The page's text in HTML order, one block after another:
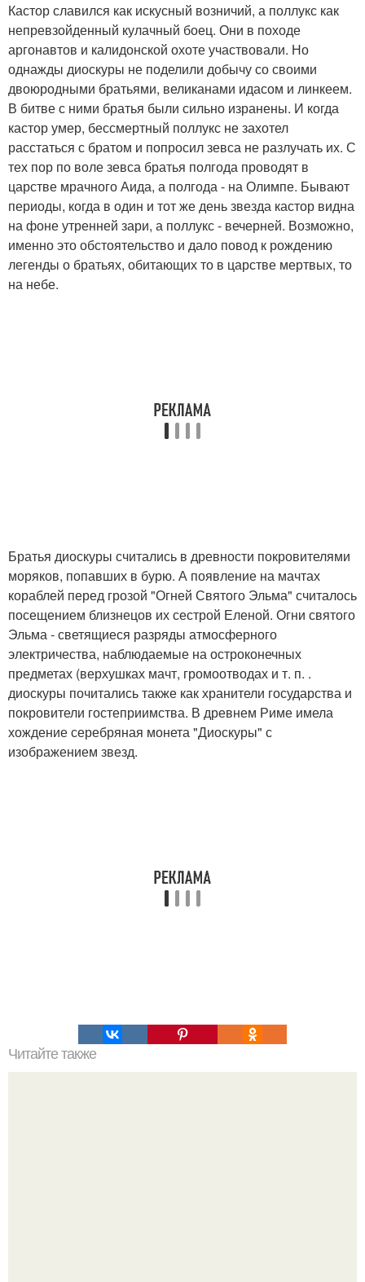
Кастор славился как искусный возничий, а поллукс как
непревзойденный кулачный боец. Они в походе
аргонавтов и калидонской охоте участвовали. Но
однажды диоскуры не поделили добычу со своими
двоюродными братьями, великанами идасом и линкеем.
В битве с ними братья были сильно изранены. И когда
кастор умер, бессмертный поллукс не захотел
расстаться с братом и попросил зевса не разлучать их. С
тех пор по воле зевса братья полгода проводят в
царстве мрачного Аида, а полгода - на Олимпе. Бывают
периоды, когда в один и тот же день звезда кастор видна
на фоне утренней зари, а поллукс - вечерней. Возможно,
именно это обстоятельство и дало повод к рождению
легенды о братьях, обитающих то в царстве мертвых, то
на небе.
Братья диоскуры считались в древности покровителями
моряков, попавших в бурю. А появление на мачтах
кораблей перед грозой "Огней Святого Эльма" считалось
посещением близнецов их сестрой Еленой. Огни святого
Эльма - светящиеся разряды атмосферного
электричества, наблюдаемые на остроконечных
предметах (верхушках мачт, громоотводах и т. п. .
диоскуры почитались также как хранители государства и
покровители гостеприимства. В древнем Риме имела
хождение серебряная монета "Диоскуры" с
изображением звезд.
Читайте также